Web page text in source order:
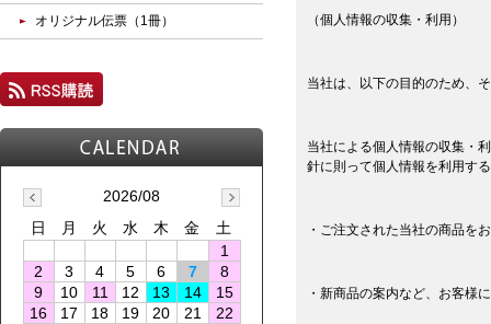
（個人情報の収集・利用）
当社は、以下の目的のため、
当社による個人情報の収集・
針に則って個人情報を利用す
・ご注文された当社の商品を
・新商品の案内など、お客様
オリジナル伝票（1冊）
2026/08
日
月 火 水 木 金
土
1
2
3 4 5 6 7
8
9
10 11 12 13 14
15
16
17 18 19 20 21
22